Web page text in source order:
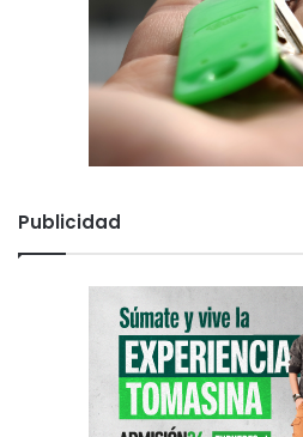
Publicidad